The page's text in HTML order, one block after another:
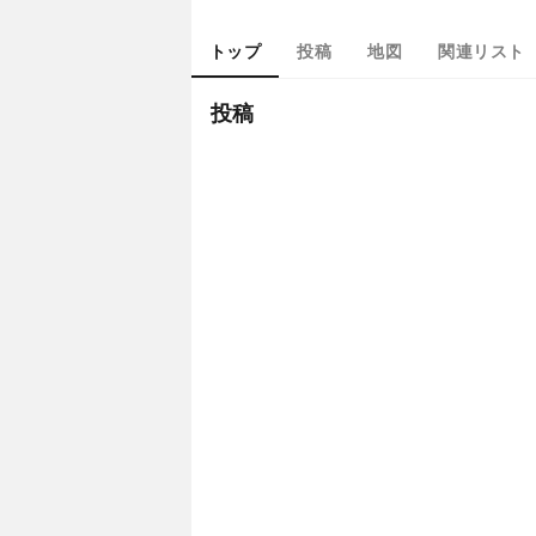
トップ 投稿 地図 関連リスト
投稿